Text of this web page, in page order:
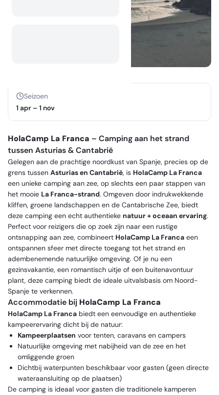
Seizoen
1 apr – 1 nov
HolaCamp La Franca – Camping aan het strand
tussen Asturias & Cantabrië
Gelegen aan de prachtige noordkust van Spanje, precies op de
grens tussen Asturias en Cantabrië, is HolaCamp La Franca
een unieke camping aan zee, op slechts een paar stappen van
het mooie La Franca-strand. Omgeven door indrukwekkende
kliffen, groene landschappen en de Cantabrische Zee, biedt
deze camping een echt authentieke natuur + oceaan ervaring.
Perfect voor reizigers die op zoek zijn naar een rustige
ontsnapping aan zee, combineert HolaCamp La Franca een
ontspannen sfeer met directe toegang tot het strand en
adembenemende natuurlijke omgeving. Of je nu een
gezinsvakantie, een romantisch uitje of een buitenavontuur
plant, deze camping biedt de ideale uitvalsbasis om Noord-
Spanje te verkennen.
Accommodatie bij HolaCamp La Franca
HolaCamp La Franca biedt een eenvoudige en authentieke
kampeerervaring dicht bij de natuur:
Kampeerplaatsen voor tenten, caravans en campers
Natuurlijke omgeving met nabijheid van de zee en het
omliggende groen
Dichtbij waterpunten beschikbaar voor gasten (geen directe
wateraansluiting op de plaatsen)
De camping is ideaal voor gasten die traditionele kamperen